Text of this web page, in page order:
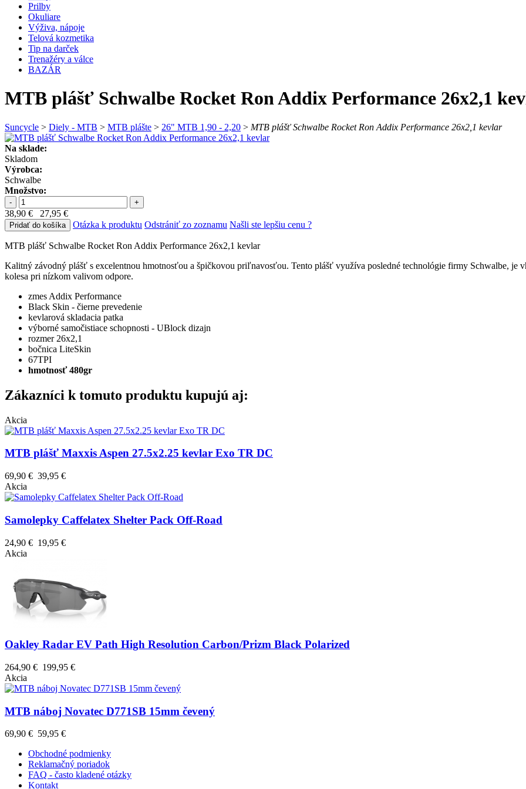
Prilby
Okuliare
Výživa, nápoje
Telová kozmetika
Tip na darček
Trenažéry a válce
BAZÁR
MTB plášť Schwalbe Rocket Ron Addix Performance 26x2,1
Suncycle > Diely - MTB > MTB plášte > 26" MTB 1,90 - 2,20 > MTB plášť Schwalbe Rocket Ron Addix Performance 26x2,1 kevlar
Na sklade:
Skladom
Výrobca:
Schwalbe
Množstvo:
- +
38,90 € 27,95 €
Pridať do košíka Otázka k produktu Odstrániť zo zoznamu Našli ste lepšiu cenu ?
MTB plášť Schwalbe Rocket Ron Addix Performance 26x2,1 kevlar
Kalitný závodný plášť s excelentnou hmotnosťou a špičkovou priľnavosťou. Tento plášť využíva posledné technológie firmy Schwalbe, je
kolesa pri nízkom valivom odpore.
zmes Addix Performance
Black Skin - čierne prevedenie
kevlarová skladacia patka
výborné samočistiace schopnosti - UBlock dizajn
rozmer 26x2,1
bočnica LiteSkin
67TPI
hmotnosť 480gr
Zákazníci k tomuto produktu kupujú aj:
Akcia
MTB plášť Maxxis Aspen 27.5x2.25 kevlar Exo TR DC
69,90 € 39,95 €
Akcia
Samolepky Caffelatex Shelter Pack Off-Road
24,90 € 19,95 €
Akcia
Oakley Radar EV Path High Resolution Carbon/Prizm Black Polarized
264,90 € 199,95 €
Akcia
MTB náboj Novatec D771SB 15mm čevený
69,90 € 59,95 €
Obchodné podmienky
Reklamačný poriadok
FAQ - často kladené otázky
Kontakt